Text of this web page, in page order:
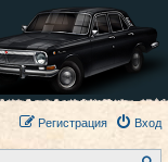
Вход
Регистрация